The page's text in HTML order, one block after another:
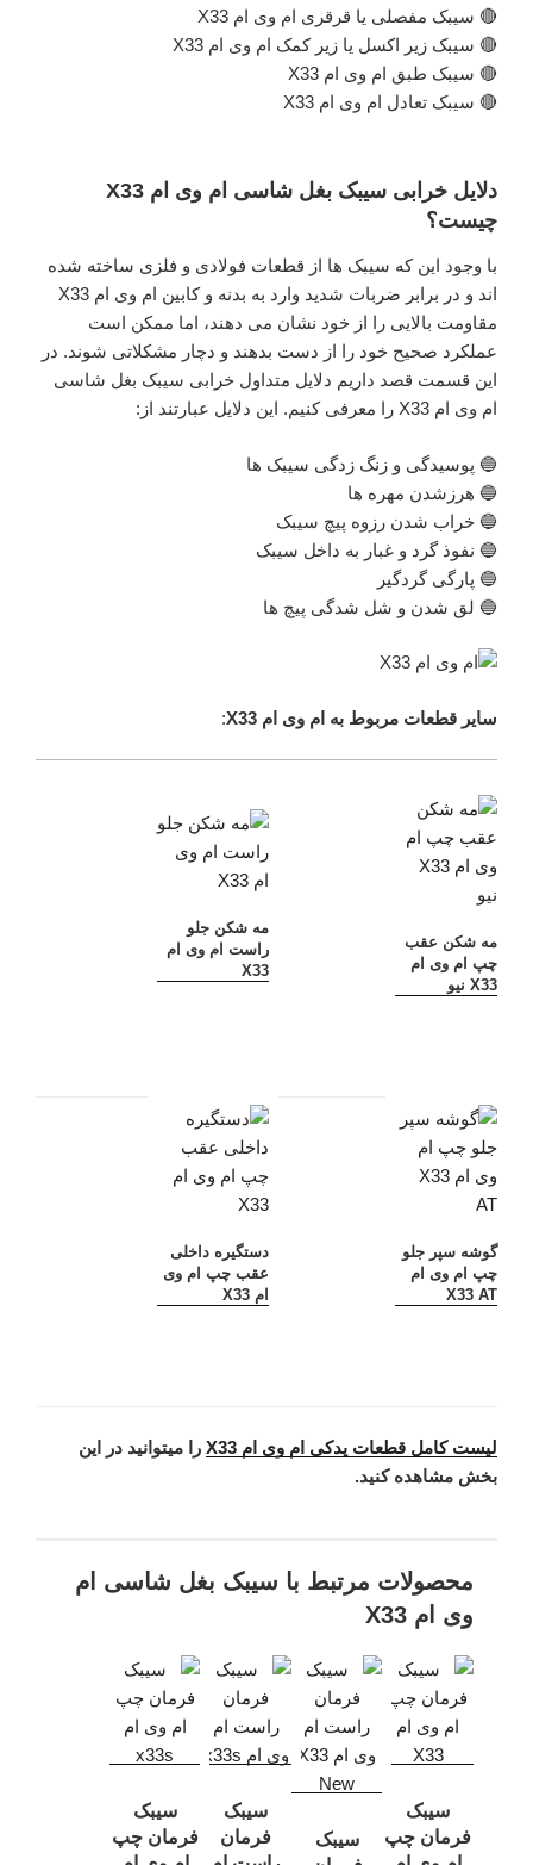
🔴 سیبک مفصلی یا قرقری ام وی ام X33
🔴 سیبک زیر اکسل یا زیر کمک ام وی ام X33
🔴 سیبک طبق ام وی ام X33
🔴 سیبک تعادل ام وی ام X33
دلایل خرابی سیبک بغل شاسی ام وی ام X33
چیست؟
با وجود این که سیبک ها از قطعات فولادی و فلزی ساخته شده
اند و در برابر ضربات شدید وارد به بدنه و کابین ام وی ام X33
مقاومت بالایی را از خود نشان می دهند، اما ممکن است
عملکرد صحیح خود را از دست بدهند و دچار مشکلاتی شوند. در
این قسمت قصد داریم دلایل متداول خرابی سیبک بغل شاسی
ام وی ام X33 را معرفی کنیم. این دلایل عبارتند از:
🔵 پوسیدگی و زنگ زدگی سیبک ها
🔵 هرزشدن مهره ها
🔵 خراب شدن رزوه پیچ سیبک
🔵 نفوذ گرد و غبار به داخل سیبک
🔵 پارگی گردگیر
🔵 لق شدن و شل شدگی پیچ ها
سایر قطعات مربوط به ام وی ام X33 :
مه شکن عقب
چپ ام وی ام
X33 نیو
مه شکن جلو
راست ام وی ام
X33
گوشه سپر جلو
چپ ام وی ام
X33 AT
دستگیره داخلی
عقب چپ ام وی
ام X33
لیست کامل قطعات یدکی ام وی ام X33
را میتوانید در این
بخش مشاهده کنید.
محصولات مرتبط با سیبک بغل شاسی ام
وی ام X33
سیبک
فرمان چپ
سیبک
سیبک
فرمان
سیبک
فرمان چپ